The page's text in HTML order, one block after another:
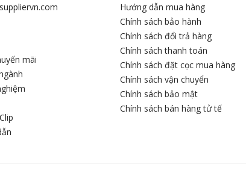
mãi
Hướng dẫn mua hàng
Chính sách bảo hành
Chính sách đổi trả hàng
Chính sách thanh toán
Chính sách đặt cọc mua hàng
Chính sách vận chuyển
Chính sách bảo mật
Chính sách bán hàng tử tế